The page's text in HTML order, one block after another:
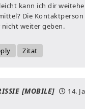
kann ich dir
Die
nicht weiter geben.
Zitat
[MOBILE] 14.